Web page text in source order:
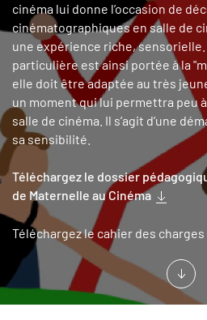
cinéma lui donne l’occasion de
cinématographiques en salle de
une expérience riche,
particulière est ainsi portée à la
elle doit être adaptée au très
un moment qui lui permettra peu
salle de cinéma. Il s’agit d’une
sa sensibilité.
Téléchargez le dossier
de Maternelle au Cinéma
Téléchargez le cahier des